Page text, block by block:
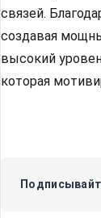
связей.
создавая
высокий
которая